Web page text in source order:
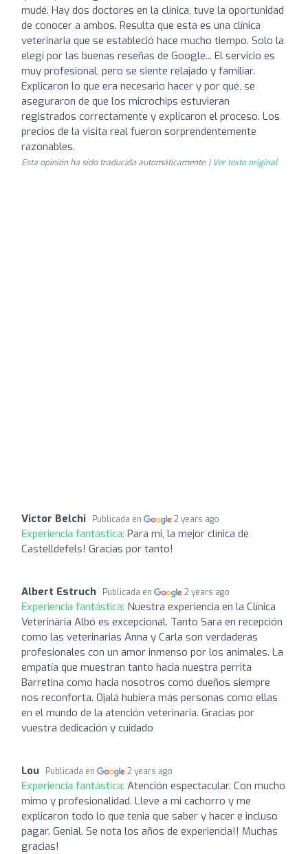
mudé. Hay dos doctores en la clínica, tuve la oportunidad
de conocer a ambos. Resulta que esta es una clínica
veterinaria que se estableció hace mucho tiempo. Solo la
elegí por las buenas reseñas de Google... El servicio es
muy profesional, pero se siente relajado y familiar.
Explicaron lo que era necesario hacer y por qué, se
aseguraron de que los microchips estuvieran
registrados correctamente y explicaron el proceso. Los
precios de la visita real fueron sorprendentemente
razonables.
Esta opinión ha sido traducida automáticamente. | Ver texto original
Victor Belchi Publicada en 2 years ago
Experiencia fantástica: Para mi, la mejor clínica de
Castelldefels! Gracias por tanto!
Albert Estruch Publicada en 2 years ago
Experiencia fantástica: Nuestra experiencia en la Clínica
Veterinària Albó es excepcional. Tanto Sara en recepción
como las veterinarias Anna y Carla son verdaderas
profesionales con un amor inmenso por los animales. La
empatía que muestran tanto hacia nuestra perrita
Barretina como hacia nosotros como dueños siempre
nos reconforta. Ojalá hubiera más personas como ellas
en el mundo de la atención veterinaria. Gracias por
vuestra dedicación y cuidado
Lou Publicada en 2 years ago
Experiencia fantástica: Atención espectacular. Con mucho
mimo y profesionalidad. Lleve a mi cachorro y me
explicaron todo lo que tenia que saber y hacer e incluso
pagar. Genial. Se nota los años de experiencia!! Muchas
gracias!